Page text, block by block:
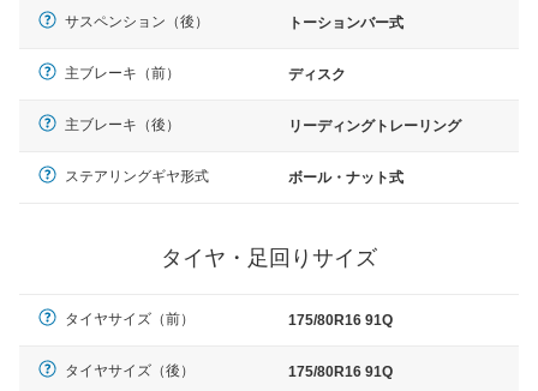
サスペンション（後） トーションバー式
主ブレーキ（前） ディスク
主ブレーキ（後） リーディングトレーリング
ステアリングギヤ形式 ボール・ナット式
タイヤ・足回りサイズ
タイヤサイズ（前） 175/80R16 91Q
タイヤサイズ（後） 175/80R16 91Q